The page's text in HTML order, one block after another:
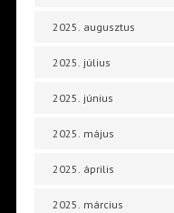
2025. augusztus
2025. július
2025. június
2025. május
2025. április
2025. március